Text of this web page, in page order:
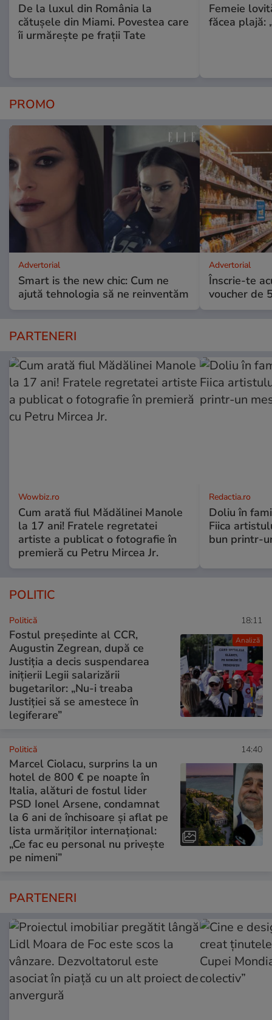
De la luxul din România la
cătușele din Miami. Povestea care
îi urmărește pe frații Tate
Femeie
făcea plajă:
PROMO
Advertorial
Smart is the new chic: Cum ne
ajută tehnologia să ne reinventăm
Advertorial
Înscrie-te
voucher de
PARTENERI
Wowbiz.ro
Cum arată fiul Mădălinei Manole
la 17 ani! Fratele regretatei
artiste a publicat o fotografie în
premieră cu Petru Mircea Jr.
Redactia.ro
Doliu în
Fiica
bun printr-
POLITIC
Analiză
Politică 18:11
Fostul președinte al CCR,
Augustin Zegrean, după ce
Justiția a decis suspendarea
inițierii Legii salarizării
bugetarilor: „Nu-i treaba
Justiției să se amestece în
legiferare”
Politică 14:40
Marcel Ciolacu, surprins la un
hotel de 800 € pe noapte în
Italia, alături de fostul lider
PSD Ionel Arsene, condamnat
la 6 ani de închisoare și aflat pe
lista urmăriților internațional:
„Ce fac eu personal nu privește
pe nimeni”
PARTENERI